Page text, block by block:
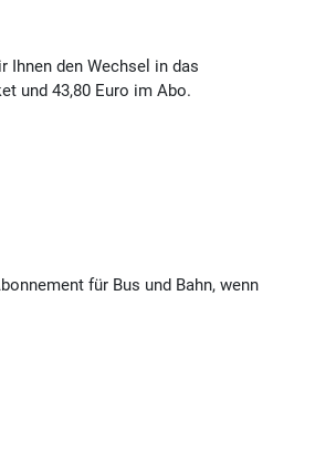
Ihnen den Wechsel in das
und 43,80 Euro im Abo.
für Bus und Bahn, wenn